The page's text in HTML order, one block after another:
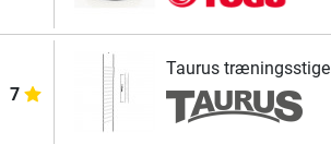
7
Taurus træningsstige